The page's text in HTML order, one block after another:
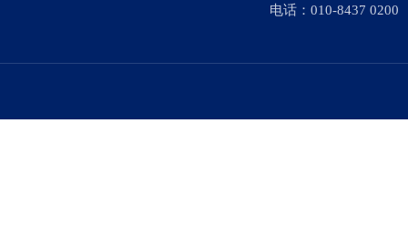
电话：010-8437 0200